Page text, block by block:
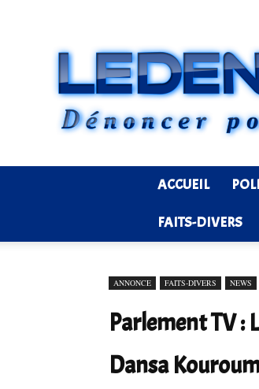
ACCUEIL
FAITS-DIVERS
ANNONCE FAITS-DIVERS NEWS
Parlement TV :
Dansa